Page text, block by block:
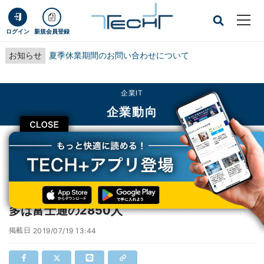
ログイン 新規会員登録
お知らせ 夏季休業期間のお問い合わせについて
CLOSE
企業IT
企業動向
TECH+ 企業IT
企業動向
2019年上半期「希望・早期退職者募集」、最多は富士通の2850人
2019年上半期「希望・早期退職者募集」、最
多は富士通の2850人
掲載日 2019/07/19 13:44